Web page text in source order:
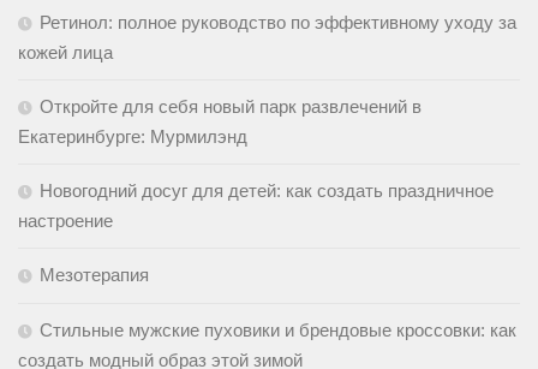
Ретинол: полное руководство по эффективному уходу за
кожей лица
Откройте для себя новый парк развлечений в
Екатеринбурге: Мурмилэнд
Новогодний досуг для детей: как создать праздничное
настроение
Мезотерапия
Стильные мужские пуховики и брендовые кроссовки: как
создать модный образ этой зимой